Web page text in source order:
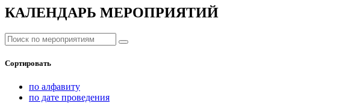
КАЛЕНДАРЬ МЕРОПРИЯТИЙ
Сортировать
по алфавиту
по дате проведения